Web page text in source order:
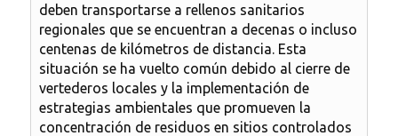
deben transportarse a rellenos sanitarios
regionales que se encuentran a decenas o incluso
centenas de kilómetros de distancia. Esta
situación se ha vuelto común debido al cierre de
vertederos locales y la implementación de
estrategias ambientales que promueven la
concentración de residuos en sitios controlados